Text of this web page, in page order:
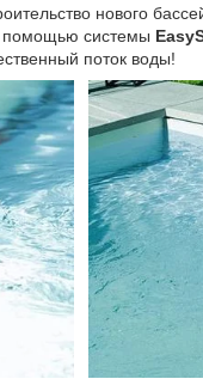
нового
помощью системы
поток воды!